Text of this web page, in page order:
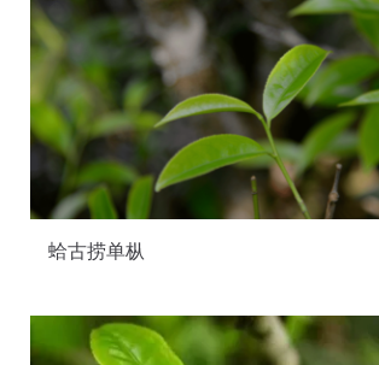
蛤古捞单枞